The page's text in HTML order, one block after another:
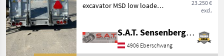
23.250 €
excl.
excavator MSD low loader
19000 kg -Town weight 3860
kg -Support load 3000 kg -
S.A.T. Sensenberger Agrar-Technik
4906 Eberschwang